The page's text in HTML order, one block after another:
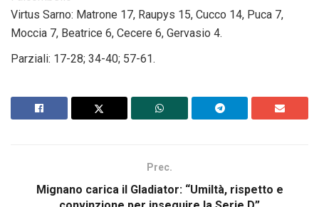
Virtus Sarno: Matrone 17, Raupys 15, Cucco 14, Puca 7,
Moccia 7, Beatrice 6, Cecere 6, Gervasio 4.
Parziali: 17-28; 34-40; 57-61.
Prec.
Mignano carica il Gladiator: “Umiltà, rispetto e